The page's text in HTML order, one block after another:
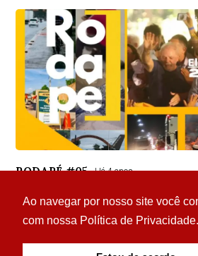
Ao navegar por nosso site você
com nossa Política de Privacidade.
RODAPÉ #05 Há 4 anos
Rodapé: destaques do
semana, (29 de agosto a